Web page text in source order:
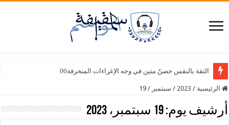
الثقة بالنفس حصنٌ متين في وجه الإغراءات المنحرفة00
الرئيسية /
2023
/ سبتمبر /
19
أرشيف يوم:19 سبتمبر، 2023